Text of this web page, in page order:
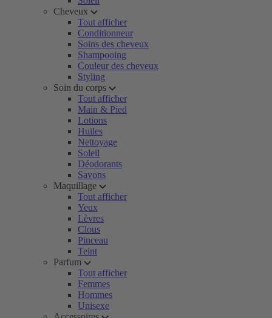
Cheveux
Tout afficher
Conditionneur
Soins des cheveux
Shampooing
Couleur des cheveux
Styling
Soin du corps
Tout afficher
Main & Pied
Lotions
Huiles
Nettoyage
Soleil
Déodorants
Savons
Maquillage
Tout afficher
Yeux
Lèvres
Clous
Pinceau
Teint
Parfum
Tout afficher
Femmes
Hommes
Unisexe